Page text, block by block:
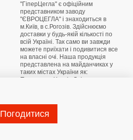
"ГіперЦегла" є офіційним
представником заводу
"ЄВРОЦЕГЛА" і знаходиться в
м.Київ, в с.Рогозів. Здійснюємо
доставки у будь-якій кількості по
всій Україні. Так само ви завжди
можете приїхати і подивитися все
на власні очі. Наша продукція
представлена на майданчиках у
таких містах України як:
Переяслав Харків Дніпро
Мапа проїзду
Погодитися